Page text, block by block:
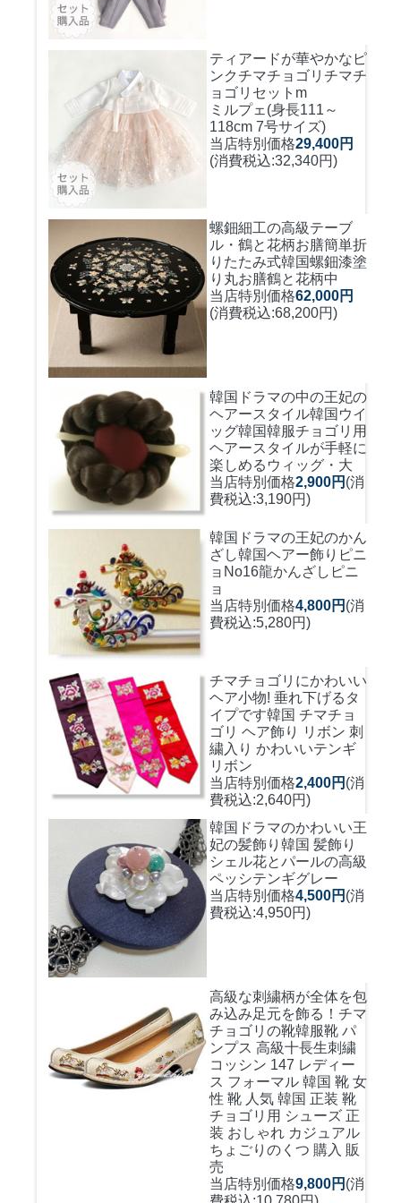
ティアードが華やかなピ
ンクチマチョゴリ チマチ
ョゴリセットm
ミルプェ(身長111～
118cm 7号サイズ)
当店特別価格29,400円
(消費税込:32,340円)
螺鈿細工の高級テーブ
ル・鶴と花柄お膳簡単折
りたたみ式韓国螺鈿漆塗
り丸お膳鶴と花柄中
当店特別価格62,000円
(消費税込:68,200円)
韓国ドラマの中の王妃の
ヘアースタイル韓国ウイ
ッグ韓国韓服チョゴリ用
ヘアースタイルが手軽に
楽しめるウィッグ・大
当店特別価格2,900円 (消
費税込:3,190円)
韓国ドラマの王妃のかん
ざし韓国ヘアー飾りピニ
ョNo16龍かんざしピニ
ョ
当店特別価格4,800円 (消
費税込:5,280円)
チマチョゴリにかわいい
ヘア小物! 垂れ下げるタ
イプです韓国 チマチョ
ゴリ ヘア飾り リボン 刺
繍入り かわいいテンギ
リボン
当店特別価格2,400円 (消
費税込:2,640円)
韓国ドラマのかわいい王
妃の髪飾り 韓国 髪飾り
シェル花とパールの高級
ペッシテンギグレー
当店特別価格4,500円 (消
費税込:4,950円)
高級な刺繍柄が全体を包
み込み足元を飾る！ チマ
チョゴリの靴韓服靴 パ
ンプス 高級十長生刺繍
コッシン 147 レディー
ス フォーマル 韓国 靴 女
性 靴 人気 韓国 正装 靴
チョゴリ用 シューズ 正
装 おしゃれ カジュアル
ちょごりのくつ 購入 販
売
当店特別価格9,800円 (消